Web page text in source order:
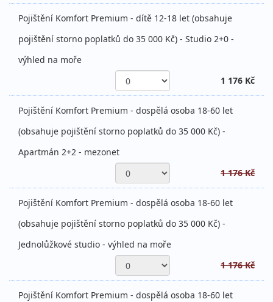
Pojištění Komfort Premium - dítě 12-18 let (obsahuje
pojištění storno poplatků do 35 000 Kč) - Studio 2+0 -
výhled na moře
1 176 Kč
Pojištění Komfort Premium - dospělá osoba 18-60 let
(obsahuje pojištění storno poplatků do 35 000 Kč) -
Apartmán 2+2 - mezonet
1 176 Kč
Pojištění Komfort Premium - dospělá osoba 18-60 let
(obsahuje pojištění storno poplatků do 35 000 Kč) -
Jednolůžkové studio - výhled na moře
1 176 Kč
Pojištění Komfort Premium - dospělá osoba 18-60 let